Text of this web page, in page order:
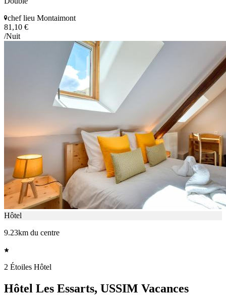
chef lieu Montaimont
81,10 €
/Nuit
Hôtel
9.23km du centre
2 Étoiles Hôtel
Hôtel Les Essarts, USSIM Vacances